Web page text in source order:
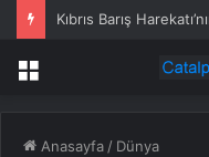
Menü
Anasayfa / Dünya